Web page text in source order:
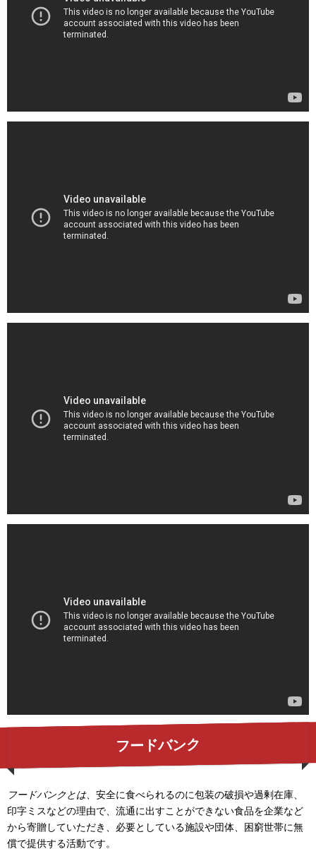
フードバンク
フードバンクとは、安全に食べられるのに包装の破損や過剰在庫、
印字ミスなどの理由で、流通に出すことができない食品を企業など
から寄贈していただき、必要としている施設や団体、困窮世帯に無
償で提供する活動です。